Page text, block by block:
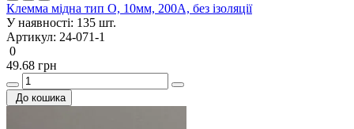
Клемма мідна тип О, 10мм, 200А, без ізоляції
У наявності: 135 шт.
Артикул: 24-071-1
0
49.68 грн
До кошика